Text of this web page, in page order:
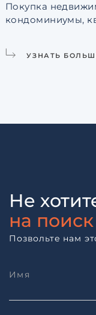
Покупка
кондоминиумы,
УЗНАТЬ
Не
на
Позвольте нам